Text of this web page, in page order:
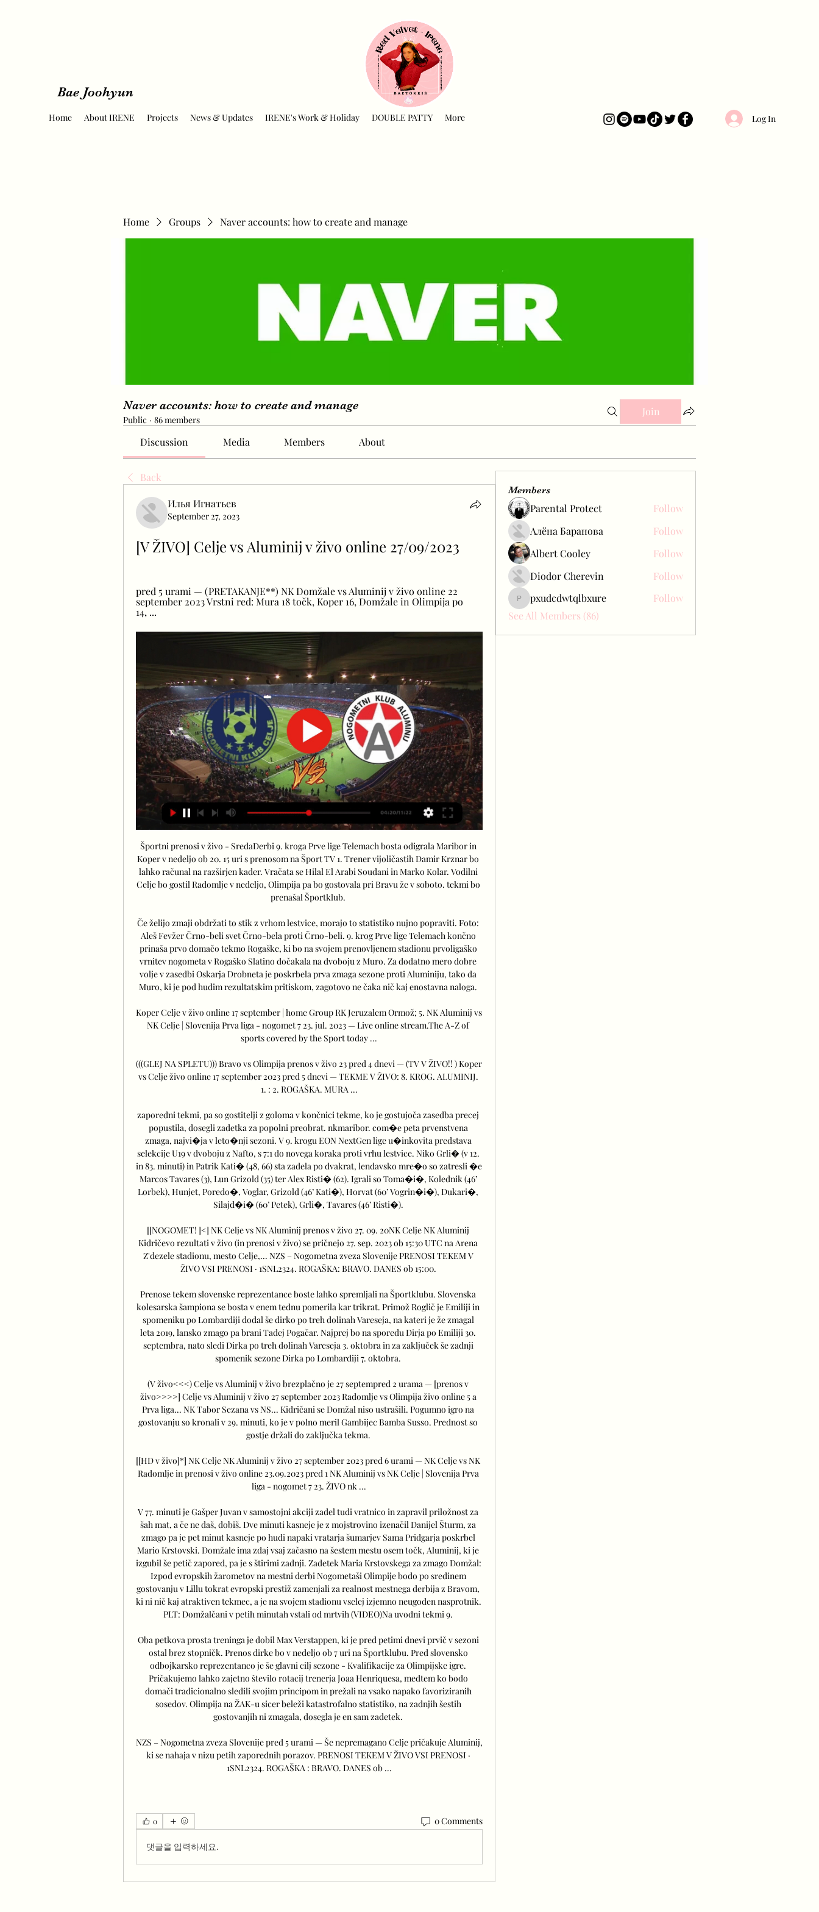
Bae Joohyun
Home About IRENE Projects News & Updates IRENE's Work & Holiday DOUBLE PATTY More Log In
Home Groups Naver accounts: how to create and manage
Naver accounts: how to create and manage
Public · 86 members
Join
Discussion Media Members About
Back
Илья Игнатьев
September 27, 2023
[V ŽIVO] Celje vs Aluminij v živo online 27/09/2023
pred 5 urami — (PRETAKANJE**) NK Domžale vs Aluminij v živo online 22
september 2023 Vrstni red: Mura 18 točk, Koper 16, Domžale in Olimpija po
14, ...
Športni prenosi v živo - SredaDerbi 9. kroga Prve lige Telemach bosta odigrala Maribor in
Koper v nedeljo ob 20. 15 uri s prenosom na Šport TV 1. Trener vijoličastih Damir Krznar bo
lahko računal na razširjen kader. Vračata se Hilal El Arabi Soudani in Marko Kolar. Vodilni
Celje bo gostil Radomlje v nedeljo, Olimpija pa bo gostovala pri Bravu že v soboto. tekmi bo
prenašal Športklub.
Če želijo zmaji obdržati to stik z vrhom lestvice, morajo to statistiko nujno popraviti. Foto:
Aleš Fevžer Črno-beli svet Črno-bela proti Črno-beli. 9. krog Prve lige Telemach končno
prinaša prvo domačo tekmo Rogaške, ki bo na svojem prenovljenem stadionu prvoligaško
vrnitev nogometa v Rogaško Slatino dočakala na dvoboju z Muro. Za dodatno mero dobre
volje v zasedbi Oskarja Drobneta je poskrbela prva zmaga sezone proti Aluminiju, tako da
Muro, ki je pod hudim rezultatskim pritiskom, zagotovo ne čaka nič kaj enostavna naloga.
Koper Celje v živo online 17 september | home Group RK Jeruzalem Ormož; 5. NK Aluminij vs
NK Celje | Slovenija Prva liga - nogomet 7 23. jul. 2023 — Live online stream.The A-Z of
sports covered by the Sport today ...
(((GLEJ NA SPLETU))) Bravo vs Olimpija prenos v živo 23 pred 4 dnevi — (TV V ŽIVO!! ) Koper
vs Celje živo online 17 september 2023 pred 5 dnevi — TEKME V ŽIVO: 8. KROG. ALUMINIJ.
1. : 2. ROGAŠKA. MURA ...
zaporedni tekmi, pa so gostitelji z goloma v končnici tekme, ko je gostujoča zasedba precej
popustila, dosegli zadetka za popolni preobrat. nkmaribor. com�e peta prvenstvena
zmaga, najvi�ja v leto�nji sezoni. V 9. krogu EON NextGen lige u�inkovita predstava
selekcije U19 v dvoboju z Nafto, s 7:1 do novega koraka proti vrhu lestvice. Niko Grli� (v 12.
in 83. minuti) in Patrik Kati� (48, 66) sta zadela po dvakrat, lendavsko mre�o so zatresli �e
Marcos Tavares (3), Lun Grizold (35) ter Alex Risti� (62). Igrali so Toma�i�, Kolednik (46’
Lorbek), Hunjet, Poredo�, Voglar, Grizold (46’ Kati�), Horvat (60’ Vogrin�i�), Dukari�,
Silajd�i� (60’ Petek), Grli�, Tavares (46’ Risti�).
[[NOGOMET! ]<] NK Celje vs NK Aluminij prenos v živo 27. 09. 20NK Celje NK Aluminij
Kidričevo rezultati v živo (in prenosi v živo) se pričnejo 27. sep. 2023 ob 15:30 UTC na Arena
Z'dezele stadionu, mesto Celje,... NZS – Nogometna zveza Slovenije PRENOSI TEKEM V
ŽIVO VSI PRENOSI · 1SNL2324. ROGAŠKA: BRAVO. DANES ob 15:00.
Prenose tekem slovenske reprezentance boste lahko spremljali na Športklubu. Slovenska
kolesarska šampiona se bosta v enem tednu pomerila kar trikrat. Primož Roglič je Emiliji in
spomeniku po Lombardiji dodal še dirko po treh dolinah Vareseja, na kateri je že zmagal
leta 2019, lansko zmago pa brani Tadej Pogačar. Najprej bo na sporedu Dirja po Emiliji 30.
septembra, nato sledi Dirka po treh dolinah Vareseja 3. oktobra in za zaključek še zadnji
spomenik sezone Dirka po Lombardiji 7. oktobra.
(V živo<<<) Celje vs Aluminij v živo brezplačno je 27 septempred 2 urama — [prenos v
živo>>>>] Celje vs Aluminij v živo 27 september 2023 Radomlje vs Olimpija živo online 5 a
Prva liga... NK Tabor Sezana vs NS... Kidričani se Domžal niso ustrašili. Pogumno igro na
gostovanju so kronali v 29. minuti, ko je v polno meril Gambijec Bamba Susso. Prednost so
gostje držali do zaključka tekma.
[[HD v živo]*] NK Celje NK Aluminij v živo 27 september 2023 pred 6 urami — NK Celje vs NK
Radomlje in prenosi v živo online 23.09.2023 pred 1 NK Aluminij vs NK Celje | Slovenija Prva
liga - nogomet 7 23. ŽIVO nk ...
V 77. minuti je Gašper Juvan v samostojni akciji zadel tudi vratnico in zapravil priložnost za
šah mat, a če ne daš, dobiš. Dve minuti kasneje je z mojstrovino izenačil Danijel Šturm, za
zmago pa je pet minut kasneje po hudi napaki vratarja šumarjev Sama Pridgarja poskrbel
Mario Krstovski. Domžale ima zdaj vsaj začasno na šestem mestu osem točk, Aluminij, ki je
izgubil še petič zapored, pa je s štirimi zadnji. Zadetek Maria Krstovskega za zmago Domžal:
Izpod evropskih žarometov na mestni derbi Nogometaši Olimpije bodo po sredinem
gostovanju v Lillu tokrat evropski prestiž zamenjali za realnost mestnega derbija z Bravom,
ki ni nič kaj atraktiven tekmec, a je na svojem stadionu vselej izjemno neugoden nasprotnik.
PLT: Domžalčani v petih minutah vstali od mrtvih (VIDEO)Na uvodni tekmi 9.
Oba petkova prosta treninga je dobil Max Verstappen, ki je pred petimi dnevi prvič v sezoni
ostal brez stopničk. Prenos dirke bo v nedeljo ob 7 uri na Športklubu. Pred slovensko
odbojkarsko reprezentanco je še glavni cilj sezone - Kvalifikacije za Olimpijske igre.
Pričakujemo lahko zajetno število rotacij trenerja Joaa Henriquesa, medtem ko bodo
domači tradicionalno sledili svojim principom in prežali na vsako napako favoriziranih
sosedov. Olimpija na ŽAK-u sicer beleži katastrofalno statistiko, na zadnjih šestih
gostovanjih ni zmagala, dosegla je en sam zadetek.
NZS – Nogometna zveza Slovenije pred 5 urami — Še nepremagano Celje pričakuje Aluminij,
ki se nahaja v nizu petih zaporednih porazov. PRENOSI TEKEM V ŽIVO VSI PRENOSI ·
1SNL2324. ROGAŠKA : BRAVO. DANES ob ...
0 0 Comments
댓글을 입력하세요.
Members
Parental Protect
Follow
Алёна Баранова
Follow
Albert Cooley
Follow
Diodor Cherevin
Follow
pxudcdwtqlbxure
pxudcdwtqlbxure
Follow
See All Members (86)